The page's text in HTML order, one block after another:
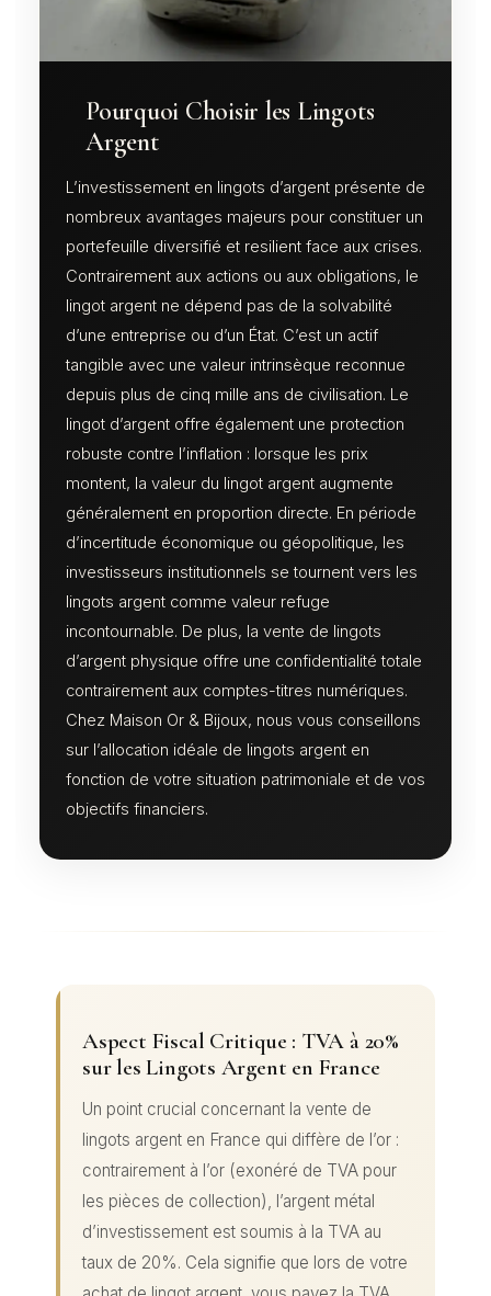
Pourquoi Choisir les Lingots
Argent
L’investissement en lingots d’argent présente de
nombreux avantages majeurs pour constituer un
portefeuille diversifié et resilient face aux crises.
Contrairement aux actions ou aux obligations, le
lingot argent ne dépend pas de la solvabilité
d’une entreprise ou d’un État. C’est un actif
tangible avec une valeur intrinsèque reconnue
depuis plus de cinq mille ans de civilisation. Le
lingot d’argent offre également une protection
robuste contre l’inflation : lorsque les prix
montent, la valeur du lingot argent augmente
généralement en proportion directe. En période
d’incertitude économique ou géopolitique, les
investisseurs institutionnels se tournent vers les
lingots argent comme valeur refuge
incontournable. De plus, la vente de lingots
d’argent physique offre une confidentialité totale
contrairement aux comptes-titres numériques.
Chez Maison Or & Bijoux, nous vous conseillons
sur l’allocation idéale de lingots argent en
fonction de votre situation patrimoniale et de vos
objectifs financiers.
Aspect Fiscal Critique : TVA à 20%
sur les Lingots Argent en France
Un point crucial concernant la vente de
lingots argent en France qui diffère de l’or :
contrairement à l’or (exonéré de TVA pour
les pièces de collection), l’argent métal
d’investissement est soumis à la TVA au
taux de 20%. Cela signifie que lors de votre